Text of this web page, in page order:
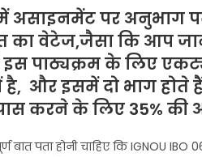
में असाइनमेंट पर अनुभाग
का वेटेज,जैसा कि आप
पाठ्यक्रम के लिए
है, और इसमें दो भाग होते
करने के लिए 35% की
बात पता होनी चाहिए कि IGNOU